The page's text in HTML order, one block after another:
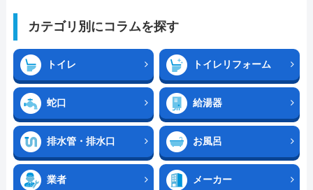
カテゴリ別にコラムを探す
トイレ トイレリフォーム
蛇口 給湯器
排水管・排水口 お風呂
業者 メーカー